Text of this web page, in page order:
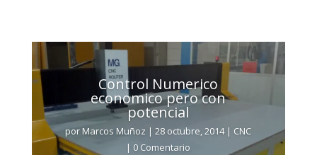
Control Numerico
economico pero con
potencial
por Marcos Muñoz |28 octubre, 2014| CNC
| 0 Comentario